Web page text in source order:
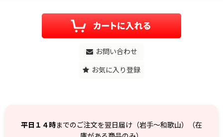
お問い合わせ
お気に入り登録
平日１４時までのご注文を翌日届け（岩手～和歌山）（在